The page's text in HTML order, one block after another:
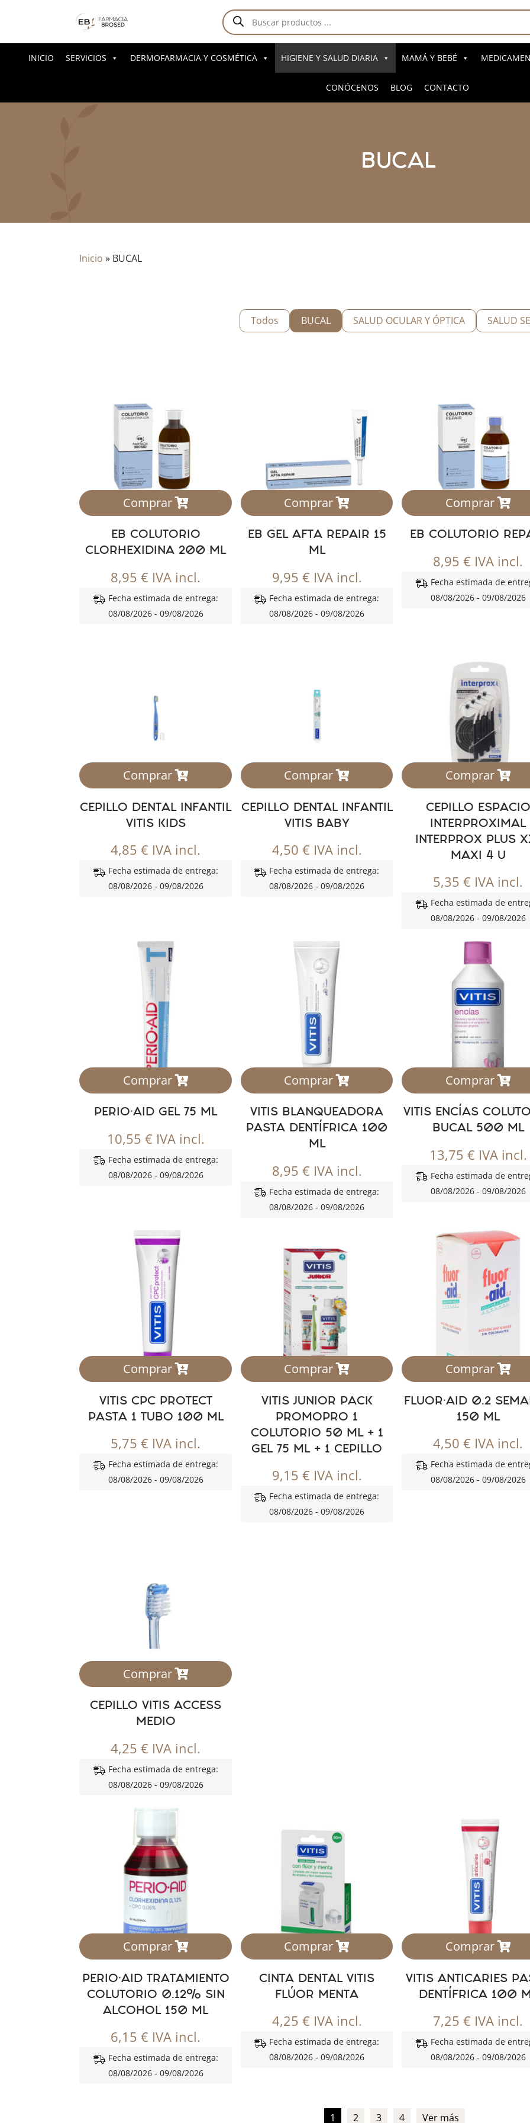
Búsqueda
de
productos
INICIO SERVICIOS DERMOFARMACIA Y COSMÉTICA HIGIENE Y SALUD DIARIA MAMÁ Y BEBÉ
CONÓCENOS BLOG CONTACTO
BUCAL
Inicio » BUCAL
Todos BUCAL SALUD OCULAR Y ÓPTICA SALUD
Comprar
EB COLUTORIO
CLORHEXIDINA 200 ML
8,95€ IVA incl.
Fecha estimada de entrega:
08/08/2026 - 09/08/2026
Comprar
EB GEL AFTA REPAIR 15
ML
9,95 € IVA incl.
Fecha estimada de entrega:
08/08/2026 - 09/08/2026
Comprar
EB COLUTORIO
8,95€ IVA incl.
Fecha estimada de
08/08/2026 - 09/08/2026
Comprar
CEPILLO DENTAL INFANTIL
VITIS KIDS
4,85€ IVA incl.
Fecha estimada de entrega:
08/08/2026 - 09/08/2026
Comprar
CEPILLO DENTAL INFANTIL
VITIS BABY
4,50 € IVA incl.
Fecha estimada de entrega:
08/08/2026 - 09/08/2026
Comprar
CEPILLO ESPACIO
INTERPROXIMAL
INTERPROX PLUS
MAXI 4 U
5,35€ IVA incl.
Fecha estimada de
08/08/2026 - 09/08/2026
Comprar
PERIO·AID GEL 75 ML
10,55 € IVA incl.
Fecha estimada de entrega:
08/08/2026 - 09/08/2026
Comprar
VITIS BLANQUEADORA
PASTA DENTÍFRICA 100
ML
8,95 € IVA incl.
Fecha estimada de entrega:
08/08/2026 - 09/08/2026
Comprar
VITIS ENCÍAS
BUCAL 500 ML
13,75 € IVA incl.
Fecha estimada de
08/08/2026 - 09/08/2026
Comprar
VITIS CPC PROTECT
PASTA 1 TUBO 100 ML
5,75€ IVA incl.
Fecha estimada de entrega:
08/08/2026 - 09/08/2026
Comprar
VITIS JUNIOR PACK
PROMOPRO 1
COLUTORIO 50 ML + 1
GEL 75 ML + 1 CEPILLO
9,15 € IVA incl.
Fecha estimada de entrega:
08/08/2026 - 09/08/2026
Comprar
FLUOR·AID 0.2
150 ML
4,50€ IVA incl.
Fecha estimada de
08/08/2026 - 09/08/2026
Comprar
CEPILLO VITIS ACCESS
MEDIO
4,25€ IVA incl.
Fecha estimada de entrega:
08/08/2026 - 09/08/2026
Comprar
PERIO·AID TRATAMIENTO
COLUTORIO 0.12% SIN
ALCOHOL 150 ML
6,15€ IVA incl.
Fecha estimada de entrega:
08/08/2026 - 09/08/2026
Comprar
CINTA DENTAL VITIS
FLÚOR MENTA
4,25 € IVA incl.
Fecha estimada de entrega:
08/08/2026 - 09/08/2026
Comprar
VITIS ANTICARIES
DENTÍFRICA 100
7,25€ IVA incl.
Fecha estimada de
08/08/2026 - 09/08/2026
1 2 3 4 Ver más